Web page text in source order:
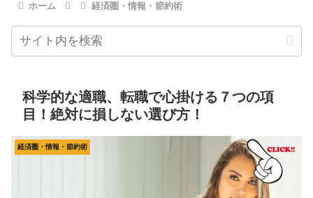
ホーム 経済圏・情報・節約術
科学的な適職、転職で心掛ける７つの項
目！絶対に損しない選び方！
経済圏・情報・節約術